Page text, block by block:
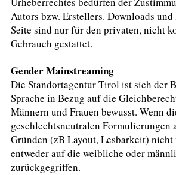
Autors bzw. Erstellers. Downloads
Seite sind nur für den privaten, nicht
Gebrauch gestattet.
Gender Mainstreaming
Die Standortagentur Tirol ist sich der
Sprache in Bezug auf die
Männern und Frauen bewusst. Wenn
geschlechtsneutralen Formulierungen
Gründen (zB Layout, Lesbarkeit)
entweder auf die weibliche oder
zurückgegriffen.